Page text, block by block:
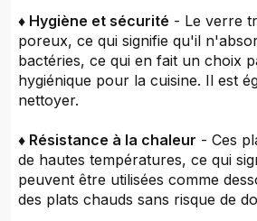
♦ Hygiène et sécurité - Le verre
poreux, ce qui signifie qu'il
bactéries, ce qui en fait un choix
hygiénique pour la cuisine. Il est
nettoyer.
♦ Résistance à la chaleur - Ces
de hautes températures, ce qui
peuvent être utilisées comme
des plats chauds sans risque de